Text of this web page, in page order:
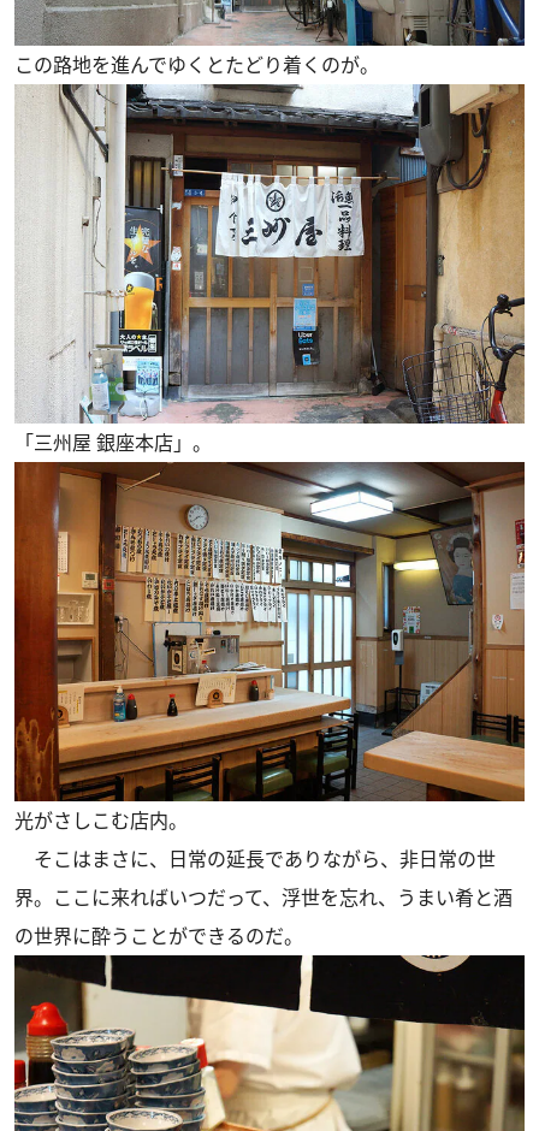
この路地を進んでゆくとたどり着くのが。
「三州屋 銀座本店」。
光がさしこむ店内。
そこはまさに、日常の延長でありながら、非日常の世
界。ここに来ればいつだって、浮世を忘れ、うまい肴と酒
の世界に酔うことができるのだ。